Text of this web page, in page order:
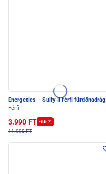
Energetics · Sully II férfi fürdőnadrág
Férfi
3.990 FT -66 %
11.990 FT